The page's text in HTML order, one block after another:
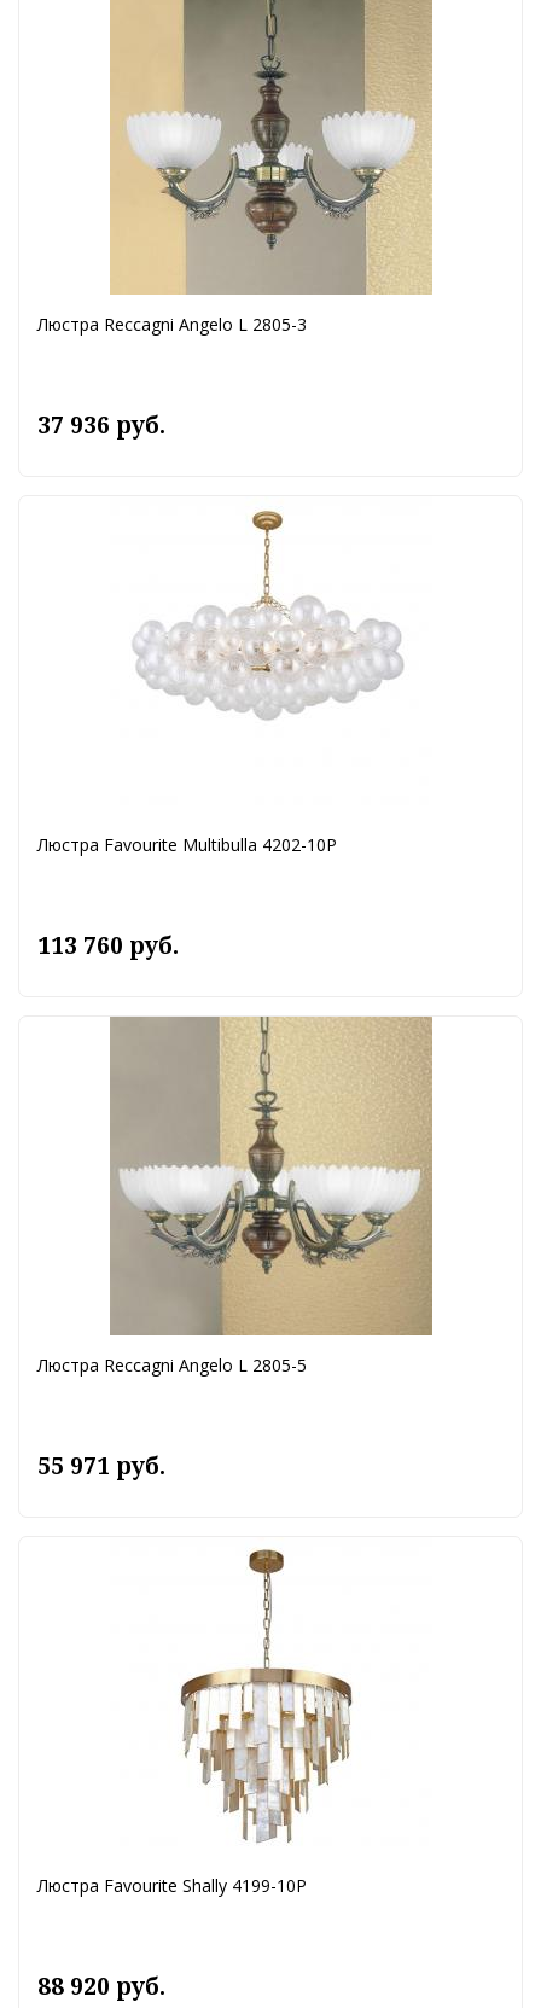
Люстра Reccagni Angelo L 2805-3
37 936 руб.
Люстра Favourite Multibulla 4202-10P
113 760 руб.
Люстра Reccagni Angelo L 2805-5
55 971 руб.
Люстра Favourite Shally 4199-10P
88 920 руб.